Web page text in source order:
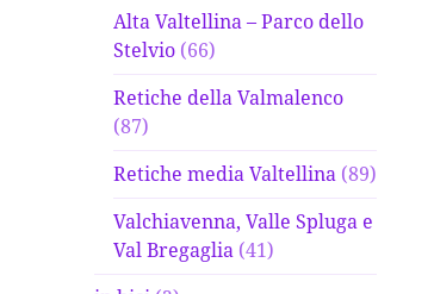
Alta Valtellina – Parco dello
Stelvio (66)
Retiche della Valmalenco
(87)
Retiche media Valtellina (89)
Valchiavenna, Valle Spluga e
Val Bregaglia (41)